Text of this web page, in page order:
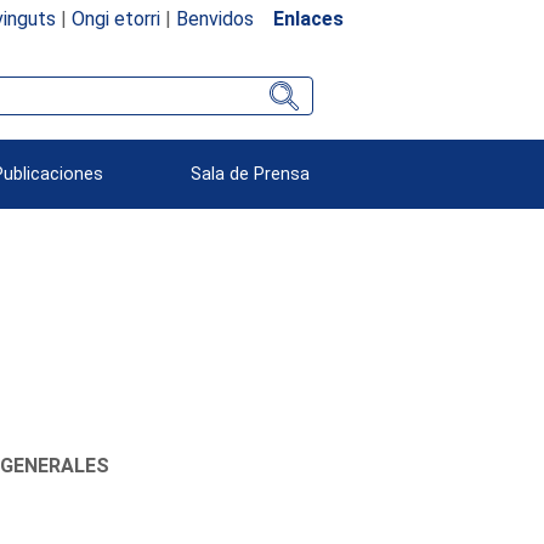
| Ongi etorri| Benvidos Enlaces
Sala de Prensa